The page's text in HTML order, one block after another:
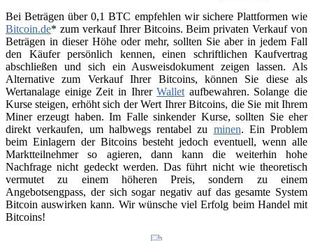
Bei Beträgen über 0,1 BTC empfehlen wir sichere Plattformen wie
Bitcoin.de* zum verkauf Ihrer Bitcoins. Beim privaten Verkauf von
Beträgen in dieser Höhe oder mehr, sollten Sie aber in jedem Fall
den Käufer persönlich kennen, einen schriftlichen Kaufvertrag
abschließen und sich ein Ausweisdokument zeigen lassen. Als
Alternative zum Verkauf Ihrer Bitcoins, können Sie diese als
Wertanalage einige Zeit in IhrerWallet aufbewahren. Solange die
Kurse steigen, erhöht sich der Wert Ihrer Bitcoins, die Sie mit Ihrem
Miner erzeugt haben. Im Falle sinkender Kurse, sollten Sie eher
direkt verkaufen, um halbwegs rentabel zu minen. Ein Problem
beim Einlagern der Bitcoins besteht jedoch eventuell, wenn alle
Marktteilnehmer so agieren, dann kann die weiterhin hohe
Nachfrage nicht gedeckt werden. Das führt nicht wie theoretisch
vermutet zu einem höheren Preis, sondern zu einem
Angebotsengpass, der sich sogar negativ auf das gesamte System
Bitcoin auswirken kann. Wir wünsche viel Erfolg beim Handel mit
Bitcoins!